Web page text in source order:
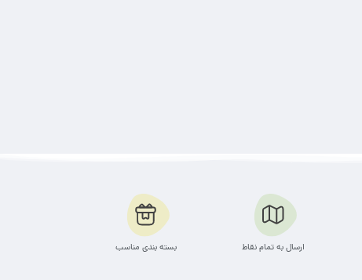
ارسال به تمام نقاط بسته بندی مناسب